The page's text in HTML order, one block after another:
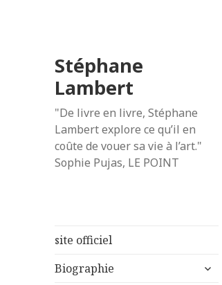
Stéphane
Lambert
"De livre en livre, Stéphane
Lambert explore ce qu’il en
coûte de vouer sa vie à l’art."
Sophie Pujas, LE POINT
site officiel
Biographie
ouvrir